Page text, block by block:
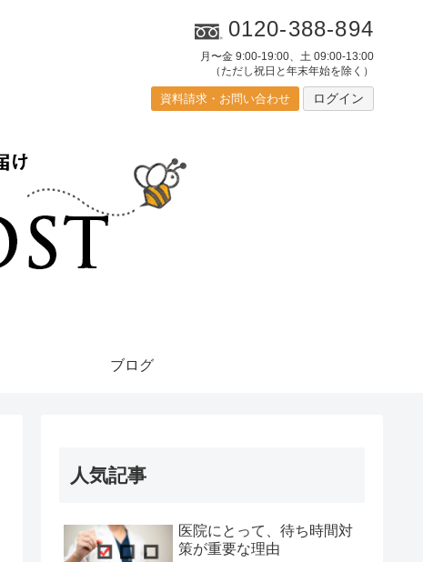
0120-388-894
月〜金 9:00-19:00、土 09:00-13:00
（ただし祝日と年末年始を除く）
資料請求・お問い合わせ ログイン
ブログ
人気記事
医院にとって、待ち時間対
策が重要な理由